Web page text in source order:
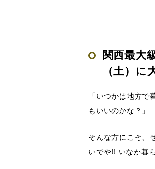
関西最大
（土）に
「いつかは地方
もいいのかな？」
そんな方にこそ、
いでや!! いなか暮